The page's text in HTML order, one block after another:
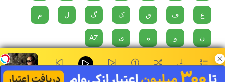
غ ف ق ک گ ل م
ن و ه ی AZ
دو پناهگاه در مقابل مصیبت های زندگی وجود دارد، موسیقی و گربه ها...